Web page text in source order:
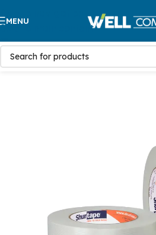
Skip to main content
MENU